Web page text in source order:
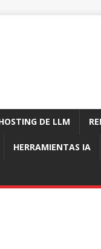
DE LLM
HERRAMIENTAS IA